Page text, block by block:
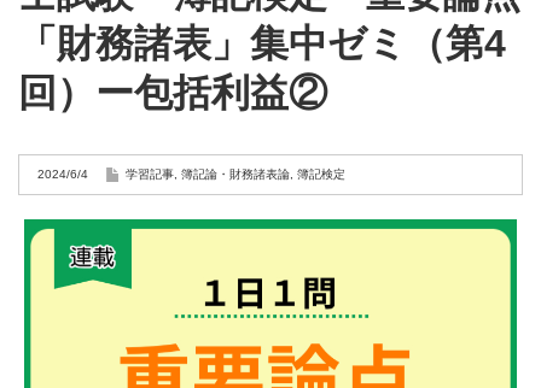
「財務諸表」集中ゼミ（第4
回）ー包括利益②
2024/6/4 学習記事 簿記論・財務諸表論 簿記検定